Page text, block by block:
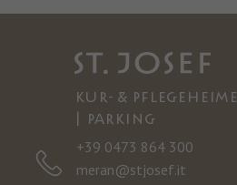
KUR- &
| PARKING
+39 0473 864 300
meran@stjosef.it